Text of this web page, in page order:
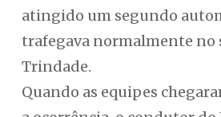
atingido um segundo
trafegava normalmente no
Trindade.
Quando as equipes